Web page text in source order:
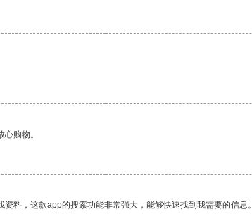
购物。
料，这款app的搜索功能非常强大，能够快速找到我需要的信息。